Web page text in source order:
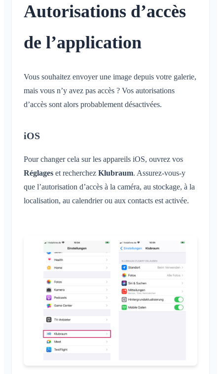
Quitter un espace
Se déconnecter
Modifier l'e-mail
Personnaliser l'arrière-plan
Autorisations d'accès de l'application
Administration
Autorisations
Administrateurs supplémentaires
Inviter des membres
Supprimer des membres
Admin de l'espace
Gérer les espaces
Demande d'adhésion sur le site de l'association
Divers
Navigateurs pris en charge
Autorisations d’accès
de l’application
Vous souhaitez envoyer une image depuis votre galerie,
mais vous n’y avez pas accès ? Vos autorisations
d’accès sont alors probablement désactivées.
iOS
Pour changer cela sur les appareils iOS, ouvrez vos
Réglages et recherchez Klubraum. Assurez-vous-y
que l’autorisation d’accès à la caméra, au stockage, à la
localisation, au calendrier ou aux contacts est activée.